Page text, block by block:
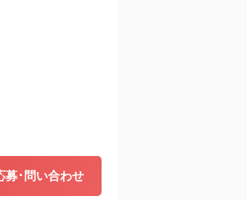
募･問い合わせ